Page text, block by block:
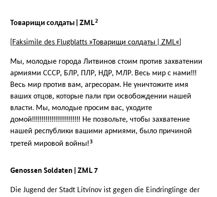
Товарищи солдаты | ZML2
[Faksimile des Flugblatts »Товарищи солдаты | ZML«]
Мы, молодые города Литвинов стоим против захватении
армиями СССР, БЛР, ПЛР, НДР, МЛР. Весь мир с нами!!!
Весь мир против вам, агресорам. Не уничтожите имя
ваших отцов, которые пали при освобождении нашей
власти. Мы, молодые просим вас, уходите
домой!!!!!!!!!!!!!!!!!!!!!!!!! Не позвольте, чтобы захватение
нашей республики вашими армиями, было причиной
третей мировой войны!3
Genossen Soldaten | ZML 7
Die Jugend der Stadt Litvínov ist gegen die Eindringlinge der